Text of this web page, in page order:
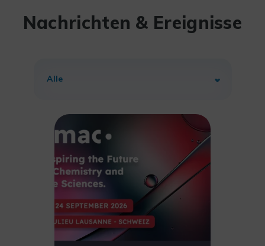
Nachrichten & Ereignisse